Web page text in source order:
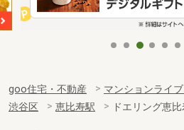
goo住宅・不動産 マンションライ
渋谷区
恵比寿駅 ドエリング恵